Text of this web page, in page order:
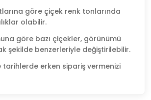
göre çiçek renk tonlarında
olabilir.
göre bazı çiçekler, görünümü
şekilde benzerleriyle değiştirilebilir.
tarihlerde erken sipariş vermenizi